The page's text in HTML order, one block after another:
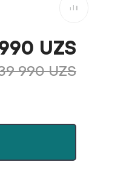
В сравнение
UZS
990 UZS